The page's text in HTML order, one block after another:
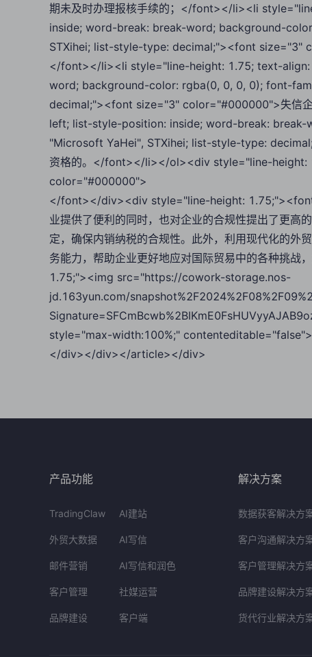
期未及时办理报核手续的；</font></li><li
inside; word-break: break-word; background-
STXihei; list-style-type: decimal;"><font size="3"
</font></li><li style="line-height: 1.75; text-
word; background-color: rgba(0, 0, 0, 0); font-
decimal;"><font size="3" color="#000000">失信
left; list-style-position: inside; word-break:
"Microsoft YaHei", STXihei; list-style-type:
资格的。</font></li></ol><div style="line-
color="#000000">
</font></div><div style="line-height:
业提供了便利的同时，也对企业的合规性提出了更高
定，确保内销纳税的合规性。此外，利用现代化的外
务能力，帮助企业更好地应对国际贸易中的各种挑
1.75;"><img src="https://cowork-storage.nos-
jd.163yun.com/
style="max-width:100%;"
</div></div></article></div>
产品功能
TradingClaw
外贸大数据
邮件营销
客户管理
品牌建设
AI建站
AI写信
AI写信和润色
社媒运营
客户端
解决方案
数据获客解决方
客户沟通解决方
客户管理解决方
品牌建设解决方
货代行业解决方